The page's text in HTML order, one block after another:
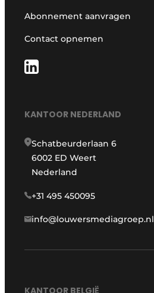
Abonnement aanvragen
Contact opnemen
KANTOOR NEDERLAND
Schatbeurderlaan 6
6002 ED Weert
Nederland
+31 495 450095
info@louwersmediagroep.nl
KANTOOR BELGIË